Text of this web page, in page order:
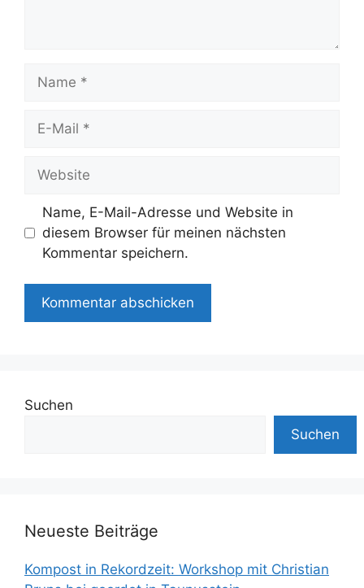
Mail
Name, E-Mail-Adresse und Website in
diesem Browser für meinen nächsten
Kommentar speichern.
Suchen
Suchen
Neueste Beiträge
Kompost in Rekordzeit: Workshop mit Christian